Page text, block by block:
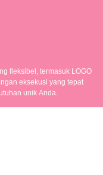
fleksibel, termasuk LOGO
eksekusi yang tepat
unik Anda.